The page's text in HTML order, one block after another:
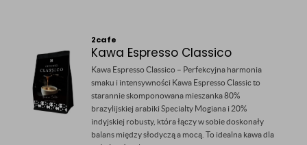
2cafe
Kawa Espresso Classico
Kawa Espresso Classico – Perfekcyjna harmonia
smaku i intensywności Kawa Espresso Classic to
starannie skomponowana mieszanka 80%
brazylijskiej arabiki Specialty Mogiana i 20%
indyjskiej robusty, która łączy w sobie doskonały
balans między słodyczą a mocą. To idealna kawa dla